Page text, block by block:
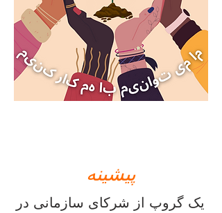
پیشینه
یک گروپ از شرکای سازمانی در